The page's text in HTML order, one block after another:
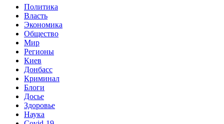
Политика
Власть
Экономика
Общество
Мир
Регионы
Киев
Донбасс
Криминал
Блоги
Досье
Здоровье
Наука